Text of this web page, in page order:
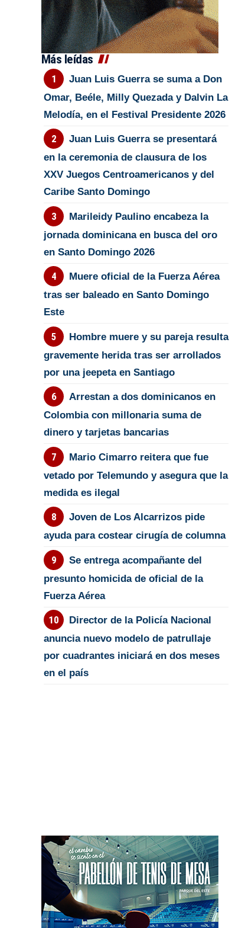
Más leídas
Juan Luis Guerra se suma a Don
Omar, Beéle, Milly Quezada y Dalvin La
Melodía, en el Festival Presidente 2026
Juan Luis Guerra se presentará
en la ceremonia de clausura de los
XXV Juegos Centroamericanos y del
Caribe Santo Domingo
Marileidy Paulino encabeza la
jornada dominicana en busca del oro
en Santo Domingo 2026
Muere oficial de la Fuerza Aérea
tras ser baleado en Santo Domingo
Este
Hombre muere y su pareja resulta
gravemente herida tras ser arrollados
por una jeepeta en Santiago
Arrestan a dos dominicanos en
Colombia con millonaria suma de
dinero y tarjetas bancarias
Mario Cimarro reitera que fue
vetado por Telemundo y asegura que la
medida es ilegal
Joven de Los Alcarrizos pide
ayuda para costear cirugía de columna
Se entrega acompañante del
presunto homicida de oficial de la
Fuerza Aérea
Director de la Policía Nacional
anuncia nuevo modelo de patrullaje
por cuadrantes iniciará en dos meses
en el país